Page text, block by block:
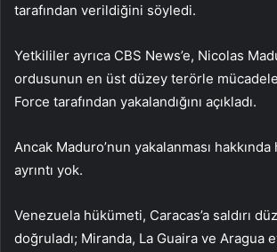
tarafından verildiğini söyledi.
Yetkililer ayrıca CBS News’e, Nicolas
ordusunun en üst düzey terörle
Force tarafından yakalandığını açıkladı.
Ancak Maduro’nun yakalanması
ayrıntı yok.
Venezuela hükümeti, Caracas’a saldırı
doğruladı; Miranda, La Guaira ve Aragua